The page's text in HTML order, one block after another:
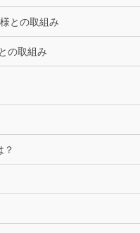
との取組み
の取組み
？